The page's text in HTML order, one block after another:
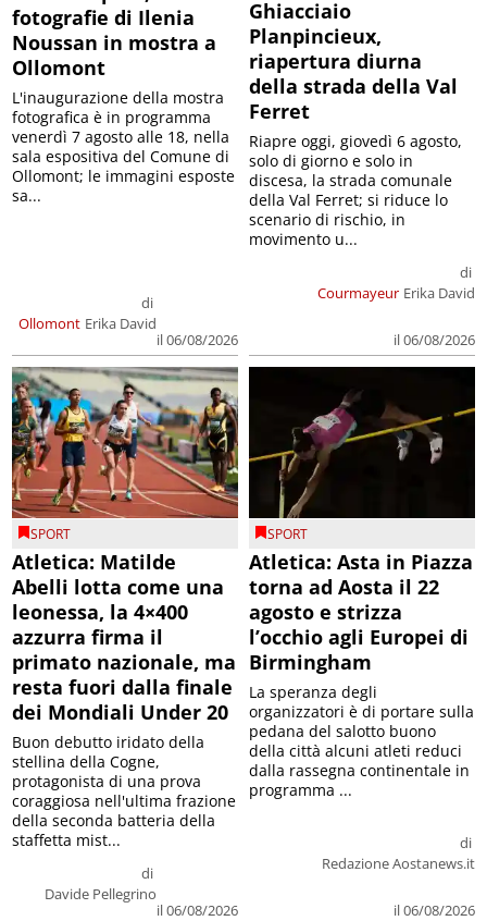
fotografie di Ilenia
Noussan in mostra a
Ollomont
Ollomont
di
Erika David
il 06/08/2026
L'inaugurazione della mostra
fotografica è in programma
venerdì 7 agosto alle 18, nella
sala espositiva del Comune di
Ollomont; le immagini esposte
sa...
Ghiacciaio
Planpincieux,
riapertura diurna
della strada della Val
Ferret
Courmayeur
di
Erika David
il 06/08/2026
Riapre oggi, giovedì 6 agosto,
solo di giorno e solo in
discesa, la strada comunale
della Val Ferret; si riduce lo
scenario di rischio, in
movimento u...
SPORT
Atletica: Matilde
Abelli lotta come una
leonessa, la 4×400
azzurra firma il
primato nazionale, ma
resta fuori dalla finale
dei Mondiali Under 20
di
Davide Pellegrino
il 06/08/2026
Buon debutto iridato della
stellina della Cogne,
protagonista di una prova
coraggiosa nell'ultima frazione
della seconda batteria della
staffetta mist...
SPORT
Atletica: Asta in Piazza
torna ad Aosta il 22
agosto e strizza
l’occhio agli Europei di
Birmingham
di
Redazione Aostanews.it
il 06/08/2026
La speranza degli
organizzatori è di portare sulla
pedana del salotto buono
della città alcuni atleti reduci
dalla rassegna continentale in
programma ...